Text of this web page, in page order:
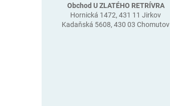
Obchod U ZLATÉHO RETRÍVRA
Hornická 1472, 431 11 Jirkov
Kadaňská 5608, 430 03 Chomutov